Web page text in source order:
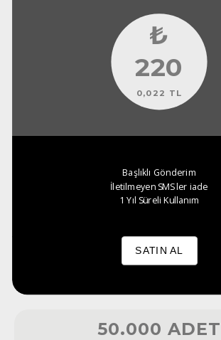
₺
220
0,022 TL
Başlıklı Gönderim
İletilmeyen SMS ler iade
1 Yıl Süreli Kullanım
SATIN AL
50.000 ADET